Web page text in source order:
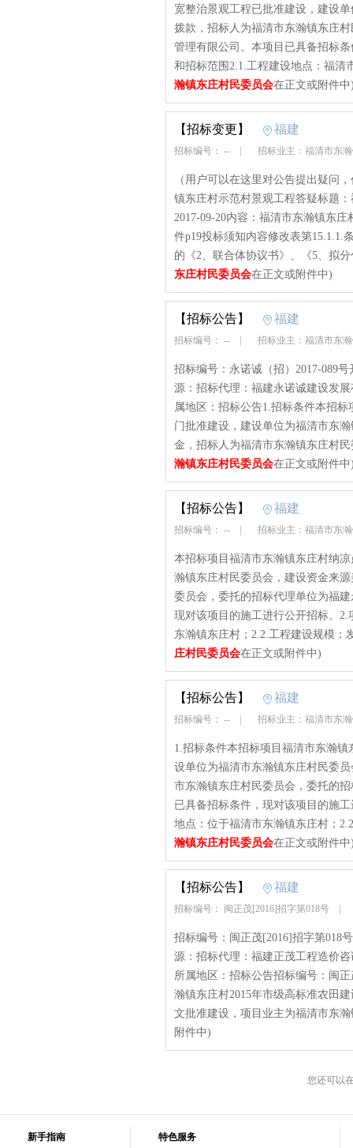
宽整治景观工程已批准建设，建设
拨款，招标人为福清市东瀚镇东庄
管理有限公司。本项目已具备招标
和招标范围2.1.工程建设地点：福清
瀚镇东庄村民委员会在正文或附件中
【招标变更】 福建
招标编号： -- 招标业主：福清市东
（用户可以在这里对公告提出疑问
镇东庄村示范村景观工程答疑标题
2017-09-20内容：福清市东瀚镇东
件p19投标须知内容修改表第15.1.1.
的《2、联合体协议书》、《5、拟
东庄村民委员会在正文或附件中)
【招标公告】 福建
招标编号： -- 招标业主：福清市东
招标编号：永诺诚（招）2017-089
源：招标代理：福建永诺诚建设发
属地区：招标公告1.招标条件本招
门批准建设，建设单位为福清市东
金，招标人为福清市东瀚镇东庄村
瀚镇东庄村民委员会在正文或附件中
【招标公告】 福建
招标编号： -- 招标业主：福清市东
本招标项目福清市东瀚镇东庄村纳
瀚镇东庄村民委员会，建设资金来
委员会，委托的招标代理单位为福
现对该项目的施工进行公开招标。
东瀚镇东庄村；2.2.工程建设规模：
庄村民委员会在正文或附件中)
【招标公告】 福建
招标编号： -- 招标业主：福清市东
1.招标条件本招标项目福清市东瀚
设单位为福清市东瀚镇东庄村民委
市东瀚镇东庄村民委员会，委托的
已具备招标条件，现对该项目的施
地点：位于福清市东瀚镇东庄村；
瀚镇东庄村民委员会在正文或附件中
【招标公告】 福建
招标编号： 闽正茂[2016]招字第018号
招标编号：闽正茂[2016]招字第018
源：招标代理：福建正茂工程造价
所属地区：招标公告招标编号：闽
瀚镇东庄村2015年市级高标准农田
文批准建设，项目业主为福清市东
附件中)
您还可以
新手指南 特色服务